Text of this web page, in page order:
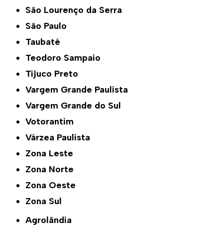
São Lourenço da Serra
São Paulo
Taubaté
Teodoro Sampaio
Tijuco Preto
Vargem Grande Paulista
Vargem Grande do Sul
Votorantim
Várzea Paulista
Zona Leste
Zona Norte
Zona Oeste
Zona Sul
Agrolândia